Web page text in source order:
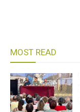
MOST READ